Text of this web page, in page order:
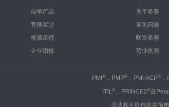
自学产品
直播课堂
视频课程
企业团报
关于希赛
常见问题
联系希赛
营业执照
PMI ®，PMP®，PMI-ACP®，
ITIL®、PRINCE2®是
违法和不良信息举报